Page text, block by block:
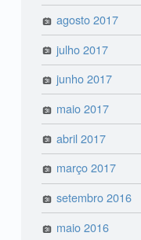
agosto 2017
julho 2017
junho 2017
maio 2017
abril 2017
março 2017
setembro 2016
maio 2016